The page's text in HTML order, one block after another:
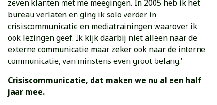
zeven klanten met me meegingen. In 2005 heb ik het
bureau verlaten en ging ik solo verder in
crisiscommunicatie en mediatrainingen waarover ik
ook lezingen geef. Ik kijk daarbij niet alleen naar de
externe communicatie maar zeker ook naar de interne
communicatie, van minstens even groot belang.’
Crisiscommunicatie, dat maken we nu al een half
jaar mee.